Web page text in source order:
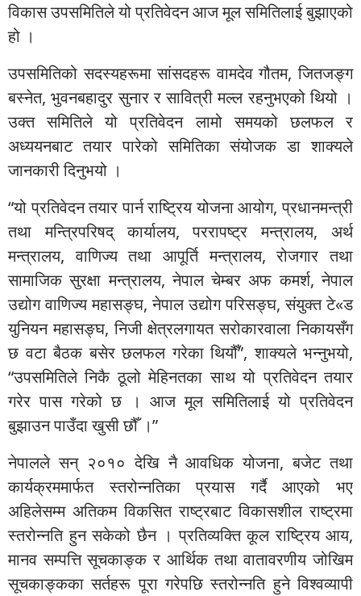
विकास उपसमितिले यो प्रतिवेदन आज मूल समितिलाई बुझाएको
हो ।
उपसमितिको सदस्यहरूमा सांसदहरू वामदेव गौतम, जितजङ्ग
बस्नेत, भुवनबहादुर सुनार र सावित्री मल्ल रहनुभएको थियो ।
उक्त समितिले यो प्रतिवेदन लामो समयको छलफल र
अध्ययनबाट तयार पारेको समितिका संयोजक डा शाक्यले
जानकारी दिनुभयो ।
“यो प्रतिवेदन तयार पार्न राष्ट्रिय योजना आयोग, प्रधानमन्त्री
तथा मन्त्रिपरिषद् कार्यालय, पररापष्ट्र मन्त्रालय, अर्थ
मन्त्रालय, वाणिज्य तथा आपूर्ति मन्त्रालय, रोजगार तथा
सामाजिक सुरक्षा मन्त्रालय, नेपाल चेम्बर अफ कमर्श, नेपाल
उद्योग वाणिज्य महासङ्घ, नेपाल उद्योग परिसङ्घ, संयुक्त टे«ड
युनियन महासङ्घ, निजी क्षेत्रलगायत सरोकारवाला निकायसँग
छ वटा बैठक बसेर छलफल गरेका थियौँ”, शाक्यले भन्नुभयो,
“उपसमितिले निकै ठूलो मेहिनतका साथ यो प्रतिवेदन तयार
गरेर पास गरेको छ । आज मूल समितिलाई यो प्रतिवेदन
बुझाउन पाउँदा खुसी छौँ ।”
नेपालले सन् २०१० देखि नै आवधिक योजना, बजेट तथा
कार्यक्रममार्फत स्तरोन्नतिका प्रयास गर्दै आएको भए
अहिलेसम्म अतिकम विकसित राष्ट्रबाट विकासशील राष्ट्रमा
स्तरोन्नति हुन सकेको छैन । प्रतिव्यक्ति कूल राष्ट्रिय आय,
मानव सम्पत्ति सूचकाङ्क र आर्थिक तथा वातावरणीय जोखिम
सूचकाङ्कका सर्तहरू पूरा गरेपछि स्तरोन्नति हुने विश्वव्यापी